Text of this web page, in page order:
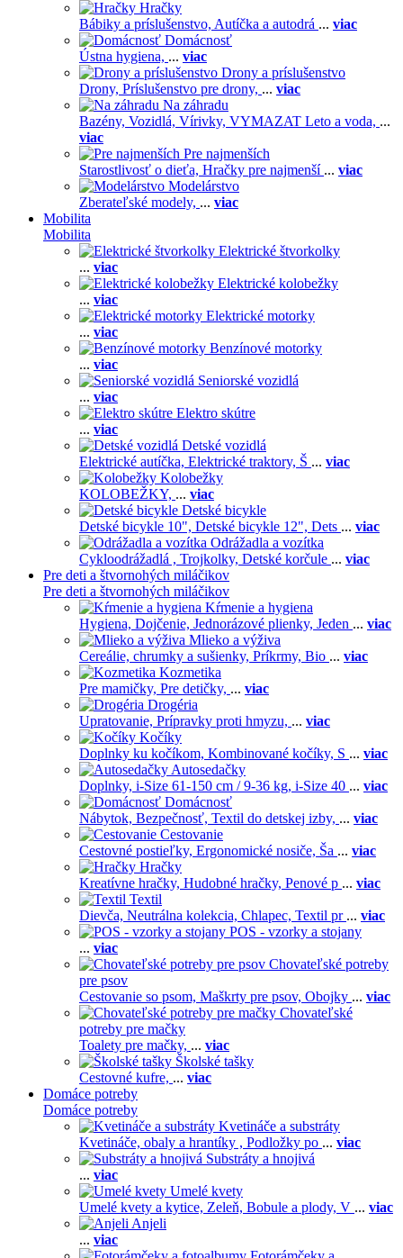
Hračky
Bábiky a príslušenstvo, Autíčka a autodrá ... viac
Domácnosť
Ústna hygiena, ... viac
Drony a príslušenstvo
Drony, Príslušenstvo pre drony, ... viac
Na záhradu
Bazény, Vozidlá, Vírivky, VYMAZAT Leto a voda, ...
viac
Pre najmenších
Starostlivosť o dieťa, Hračky pre najmenší ... viac
Modelárstvo
Zberateľské modely, ... viac
Mobilita
Mobilita
Elektrické štvorkolky
... viac
Elektrické kolobežky
... viac
Elektrické motorky
... viac
Benzínové motorky
... viac
Seniorské vozidlá
... viac
Elektro skútre
... viac
Detské vozidlá
Elektrické autíčka, Elektrické traktory, Š ... viac
Kolobežky
KOLOBEŽKY, ... viac
Detské bicykle
Detské bicykle 10", Detské bicykle 12", Dets ... viac
Odrážadla a vozítka
Cykloodrážadlá , Trojkolky, Detské korčule ... viac
Pre deti a štvornohých miláčikov
Pre deti a štvornohých miláčikov
Kŕmenie a hygiena
Hygiena, Dojčenie, Jednorázové plienky, Jeden ... viac
Mlieko a výživa
Cereálie, chrumky a sušienky, Príkrmy, Bio ... viac
Kozmetika
Pre mamičky, Pre detičky, ... viac
Drogéria
Upratovanie, Prípravky proti hmyzu, ... viac
Kočíky
Doplnky ku kočíkom, Kombinované kočíky, S ... viac
Autosedačky
Doplnky, i-Size 61-150 cm / 9-36 kg, i-Size 40 ... viac
Domácnosť
Nábytok, Bezpečnosť, Textil do detskej izby, ... viac
Cestovanie
Cestovné postieľky, Ergonomické nosiče, Ša ... viac
Hračky
Kreatívne hračky, Hudobné hračky, Penové p ... viac
Textil
Dievča, Neutrálna kolekcia, Chlapec, Textil pr ... viac
POS - vzorky a stojany
... viac
Chovateľské potreby
pre psov
Cestovanie so psom, Maškrty pre psov, Obojky ... viac
Chovateľské
potreby pre mačky
Toalety pre mačky, ... viac
Školské tašky
Cestovné kufre, ... viac
Domáce potreby
Domáce potreby
Kvetináče a substráty
Kvetináče, obaly a hrantíky , Podložky po ... viac
Substráty a hnojivá
... viac
Umelé kvety
Umelé kvety a kytice, Zeleň, Bobule a plody, V ... viac
Anjeli
... viac